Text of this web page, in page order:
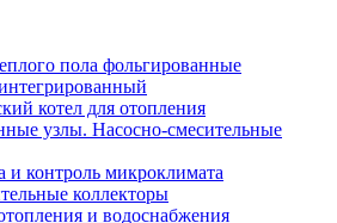
пола фольгированные
котел для отопления
узлы. Насосно-смесительные
и контроль микроклимата
коллекторы
и водоснабжения